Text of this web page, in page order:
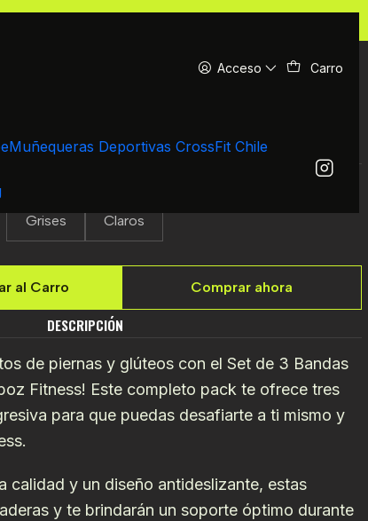
Acceso Carro
Muñequeras Deportivas CrossFit Chile
Gimnasia
Grises
Claros
al Carro Comprar ahora
DESCRIPCIÓN
de piernas y glúteos con el Set de 3 Bandas
Fitness! Este completo pack te ofrece tres
para que puedas desafiarte a ti mismo y
calidad y un diseño antideslizante, estas
y te brindarán un soporte óptimo durante